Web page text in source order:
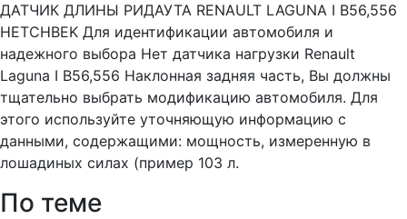
ДАТЧИК ДЛИНЫ РИДАУТА RENAULT LAGUNA I B56,556
HETCHBEK Для идентификации автомобиля и
надежного выбора Нет датчика нагрузки Renault
Laguna I B56,556 Наклонная задняя часть, Вы должны
тщательно выбрать модификацию автомобиля. Для
этого используйте уточняющую информацию с
данными, содержащими: мощность, измеренную в
лошадиных силах (пример 103 л.
По теме